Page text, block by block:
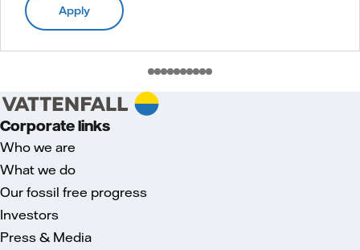
Apply
Corporate links
Who we are
What we do
Our fossil free progress
Investors
Press & Media